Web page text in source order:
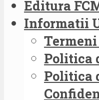
Editura
Informatii
Politica
Politica